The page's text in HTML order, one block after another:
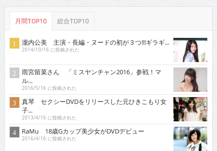
月間TOP10 総合TOP10
瀧内公美 主演・長編・ヌードの初が３つ!!!ギラギ...
2014/10/16 に投稿された
雨宮留菜さん 「ミスヤンチャン2016」参戦！マ
ル...
2016/5/16 に投稿された
真琴 セクシーDVDをリリースした元ひきこもり女
子...
2013/4/16 に投稿された
RaMu 18歳Gカップ美少女がDVDデビュー
2016/4/16 に投稿された